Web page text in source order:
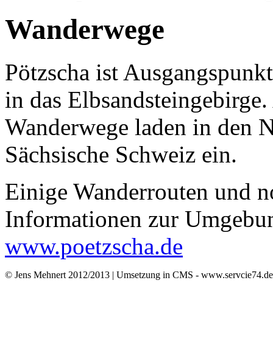
Wanderwege
Pötzscha ist
in das
Wanderwege laden in den
Sächsische Schweiz ein.
Einige Wanderrouten und
Informationen zur
www.poetzscha.de
© Jens Mehnert 2012/2013 | Umsetzung in CMS -